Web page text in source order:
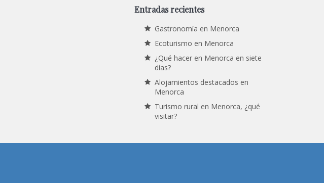
Entradas recientes
Gastronomía en Menorca
Ecoturismo en Menorca
¿Qué hacer en Menorca en siete
días?
Alojamientos destacados en
Menorca
Turismo rural en Menorca, ¿qué
visitar?